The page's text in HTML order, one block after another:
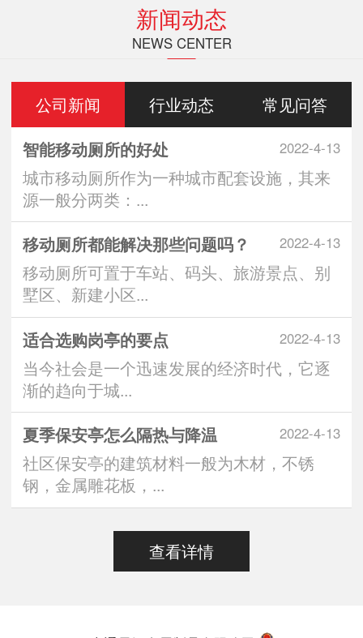
新闻动态
NEWS CENTER
公司新闻 行业动态 常见问答
2022-4-13
智能移动厕所的好处
城市移动厕所作为一种城市配套设施，其来
源一般分两类：...
2022-4-13
移动厕所都能解决那些问题吗？
移动厕所可置于车站、码头、旅游景点、别
墅区、新建小区...
2022-4-13
适合选购岗亭的要点
当今社会是一个迅速发展的经济时代，它逐
渐的趋向于城...
2022-4-13
夏季保安亭怎么隔热与降温
社区保安亭的建筑材料一般为木材，不锈
钢，金属雕花板，...
查看详情